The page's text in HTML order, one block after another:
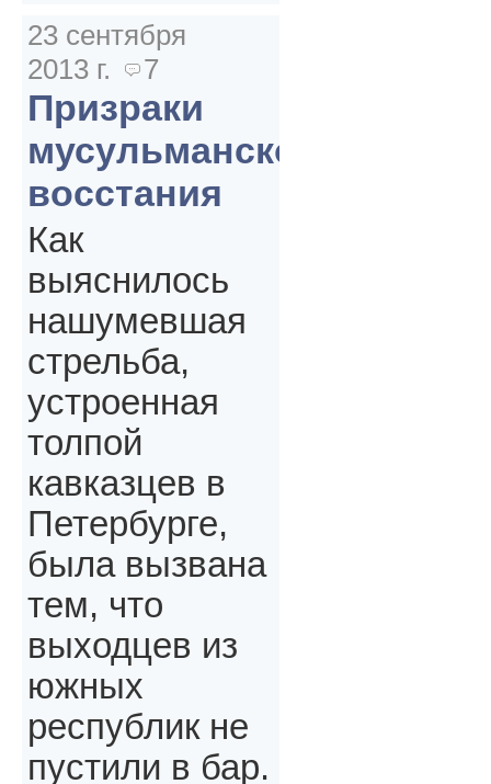
23 сентября
2013 г.
7
Призраки
мусульманского
восстания
Как
выяснилось
нашумевшая
стрельба,
устроенная
толпой
кавказцев в
Петербурге,
была вызвана
тем, что
выходцев из
южных
республик не
пустили в бар.